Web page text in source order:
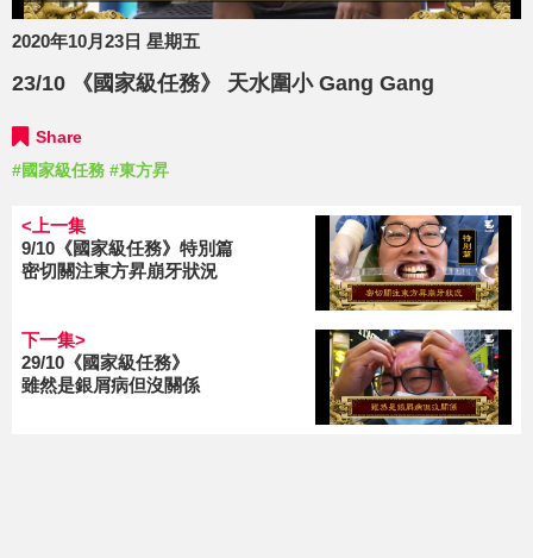
2020年10月23日 星期五
23/10 《國家級任務》 天水圍小 Gang Gang
Share
#國家級任務 #東方昇
<上一集
9/10《國家級任務》特別篇
密切關注東方昇崩牙狀況
下一集>
29/10《國家級任務》
雖然是銀屑病但沒關係